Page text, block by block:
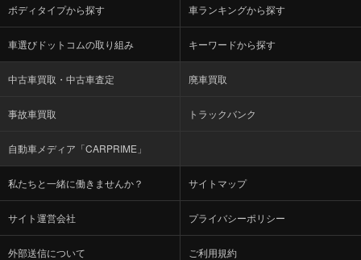
ボディタイプから探す 車ランキングから探す
車選びドットコムの取り組み キーワードから探す
中古車買取・中古車査定 廃車買取
事故車買取 トラックバンク
自動車メディア「CARPRIME」
私たちと一緒に働きませんか？ サイトマップ
サイト運営会社 プライバシーポリシー
外部送信について ご利用規約